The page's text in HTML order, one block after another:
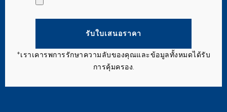
รับใบเสนอราคา
*เราเคารพการรักษาความลับของคุณและข้อมูลทั้งหมดได้รับ
การคุ้มครอง.